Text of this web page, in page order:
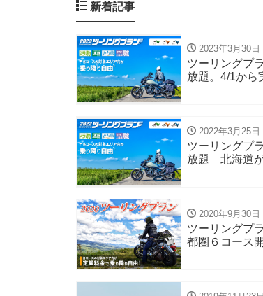
新着記事
2023年3月30日
ツーリングプ
放題。4/1から
2022年3月25日
ツーリングプ
放題 北海道が
2020年9月30日
ツーリングプ
都圏６コース